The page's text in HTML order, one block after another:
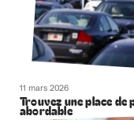
11 mars 2026
Trouvez une place
abordable